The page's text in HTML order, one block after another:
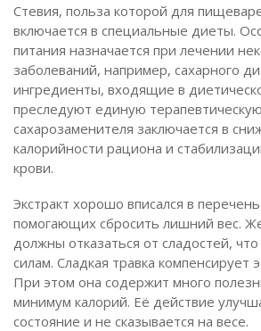
Стевия, польза которой для
включается в специальные диеты.
питания назначается при лечении
заболеваний, например, сахарного
ингредиенты, входящие в
преследуют единую
сахарозаменителя заключается в
калорийности рациона и
крови.
Экстракт хорошо вписался в
помогающих сбросить лишний вес.
должны отказаться от сладостей,
силам. Сладкая травка компенсирует
При этом она содержит много
минимум калорий. Её действие
состояние и не сказывается на весе.